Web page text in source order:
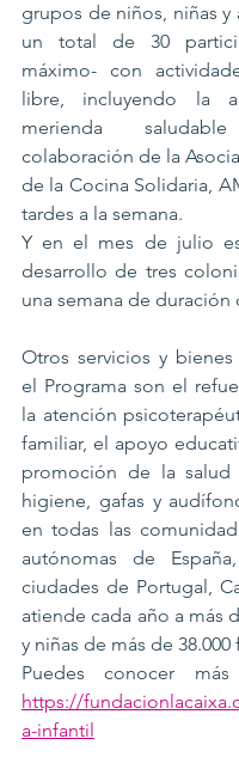
grupos de niños, niñas y
un total de 30
máximo- con
libre, incluyendo la
merienda
colaboración de la
de la Cocina Solidaria,
tardes a la semana.
Y en el mes de julio
desarrollo de tres
una semana de duración
Otros servicios y
el Programa son el
la atención
familiar, el apoyo
promoción de la salud
higiene, gafas y
en todas las
autónomas de
ciudades de Portugal,
atiende cada año a más
y niñas de más de 38.000
https://
a-infantil